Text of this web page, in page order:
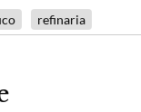
refinaria